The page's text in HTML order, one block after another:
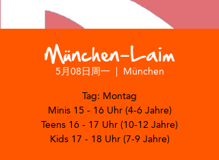
München-Laim
5月08日周一
  |
München
Tag: Montag
Minis 15 - 16 Uhr (4-6 Jahre)
Teens 16 - 17 Uhr (10-12 Jahre)
Kids 17 - 18 Uhr (7-9 Jahre)